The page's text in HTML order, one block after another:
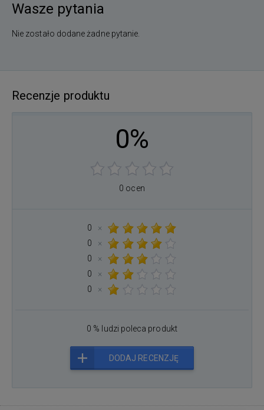
Wasze pytania
Nie zostało dodane żadne pytanie.
Recenzje produktu
0%
0 ocen
0
×
0
×
0
×
0
×
0
×
0 % ludzi poleca produkt
DODAJ RECENZJĘ